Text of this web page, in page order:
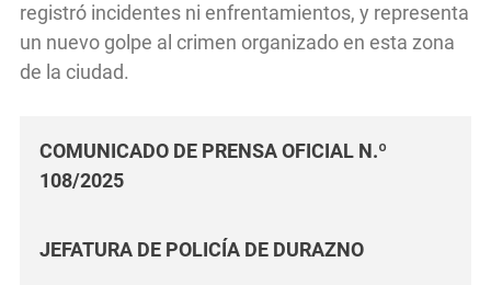
registró incidentes ni enfrentamientos, y representa
un nuevo golpe al crimen organizado en esta zona
de la ciudad.
COMUNICADO DE PRENSA OFICIAL N.º
108/2025
JEFATURA DE POLICÍA DE DURAZNO